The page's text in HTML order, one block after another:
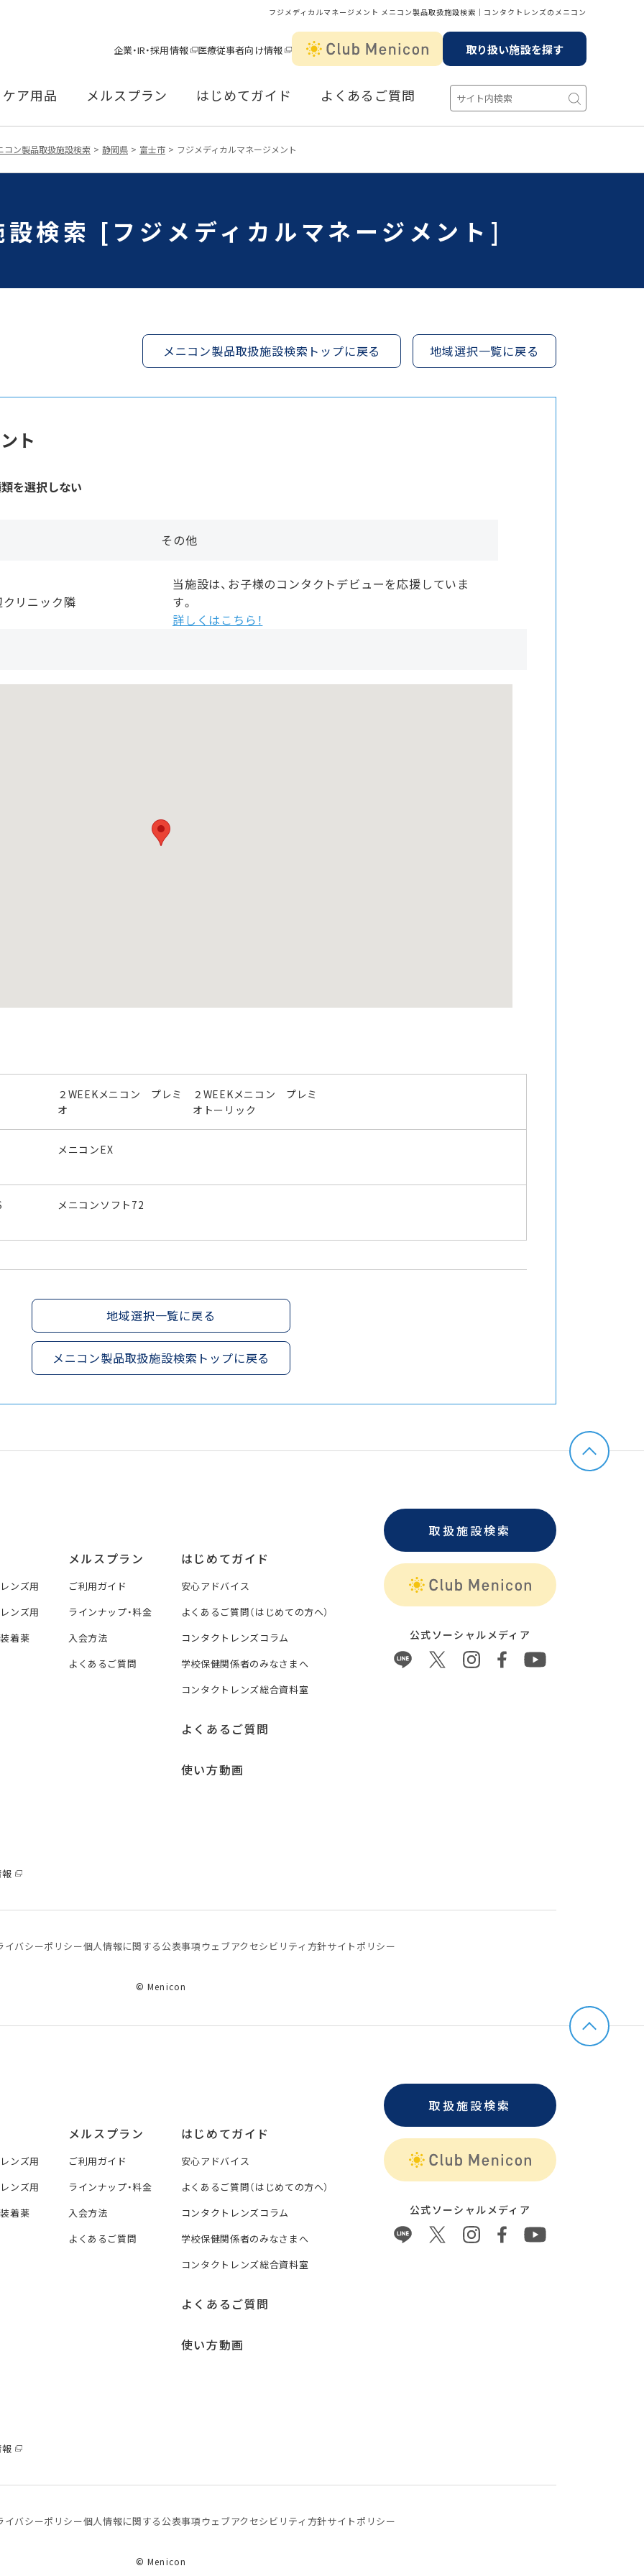
フジメディカルマネージメント メニコン製品取扱施設検索│コンタクトレンズのメニコン
企業・IR・採用情報 医療従事者向け情報 取り扱い施設を探す
ケア用品 メルスプラン はじめてガイド よくあるご質問
コン製品取扱施設検索 静岡県 富士市 フジメディカルマネージメント
設検索 [フジメディカルマネージメント]
メニコン製品取扱施設検索トップに戻る 地域選択一覧に戻る
ト
を選択しない
リニック隣
その他
当施設は、お子様のコンタクトデビューを応援していま
す。
詳しくはこちら！
２WEEKメニコン プレミ
オ
２WEEKメニコン プレミ
オトーリック
メニコンEX
メニコンソフト72
地域選択一覧に戻る
メニコン製品取扱施設検索トップに戻る
ンズ用
ンズ用
着薬
メルスプラン
ご利用ガイド
ラインナップ・料金
入会方法
よくあるご質問
はじめてガイド
安心アドバイス
よくあるご質問（はじめての方へ）
コンタクトレンズコラム
学校保健関係者のみなさまへ
コンタクトレンズ総合資料室
よくあるご質問
使い方動画
取扱施設検索
公式ソーシャルメディア
イバシーポリシー個⼈情報に関する公表事項 ウェブアクセシビリティ方針サイトポリシー
© Menicon
ンズ用
ンズ用
着薬
メルスプラン
ご利用ガイド
ラインナップ・料金
入会方法
よくあるご質問
はじめてガイド
安心アドバイス
よくあるご質問（はじめての方へ）
コンタクトレンズコラム
学校保健関係者のみなさまへ
コンタクトレンズ総合資料室
よくあるご質問
使い方動画
取扱施設検索
公式ソーシャルメディア
イバシーポリシー個⼈情報に関する公表事項 ウェブアクセシビリティ方針サイトポリシー
© Menicon